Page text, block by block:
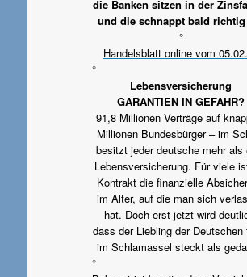
die Banken sitzen in der
und die schnappt bald
°
Handelsblatt online vom
°
Lebensversicherung
GARANTIEN IN GEFAHR?
91,8 Millionen Verträge auf
Millionen Bundesbürger – im
besitzt jeder deutsche mehr als
Lebensversicherung. Für viele
Kontrakt die finanzielle
im Alter, auf die man sich
hat. Doch erst jetzt wird
dass der Liebling der Deutschen
im Schlamassel steckt als
°